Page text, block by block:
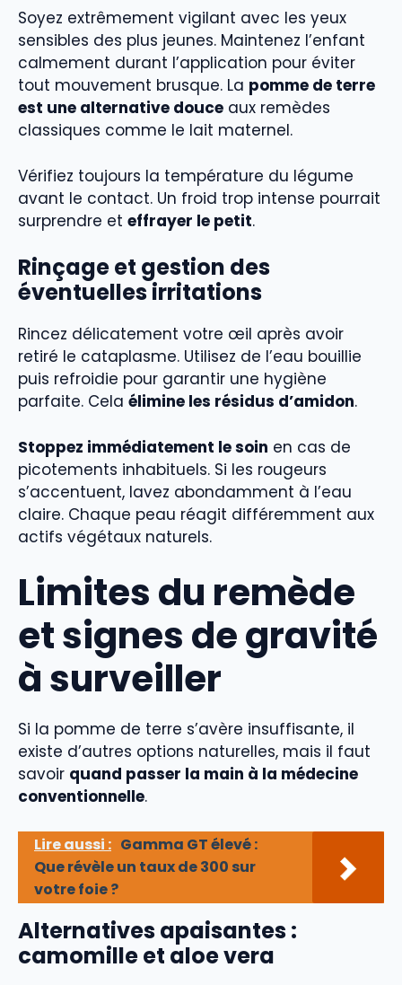
Soyez extrêmement vigilant avec les yeux
sensibles des plus jeunes. Maintenez l’enfant
calmement durant l’application pour éviter
tout mouvement brusque. La pomme de terre
est une alternative douce aux remèdes
classiques comme le lait maternel.
Vérifiez toujours la température du légume
avant le contact. Un froid trop intense pourrait
surprendre et effrayer le petit.
Rinçage et gestion des
éventuelles irritations
Rincez délicatement votre œil après avoir
retiré le cataplasme. Utilisez de l’eau bouillie
puis refroidie pour garantir une hygiène
parfaite. Cela élimine les résidus d’amidon.
Stoppez immédiatement le soin en cas de
picotements inhabituels. Si les rougeurs
s’accentuent, lavez abondamment à l’eau
claire. Chaque peau réagit différemment aux
actifs végétaux naturels.
Limites du remède
et signes de gravité
à surveiller
Si la pomme de terre s’avère insuffisante, il
existe d’autres options naturelles, mais il faut
savoir quand passer la main à la médecine
conventionnelle.
Lire aussi : Gamma GT élevé :
Que révèle un taux de 300 sur
votre foie ?
Alternatives apaisantes :
camomille et aloe vera